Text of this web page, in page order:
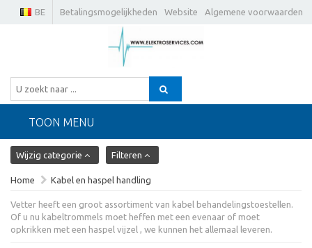
Betalingsmogelijkheden Website Algemene voorwaarden
BE
TOON MENU
Wijzig categorie Filteren
Home Kabel en haspel handling
Vetter heeft een groot assortiment van kabel behandelingstoestellen.
Of u nu kabeltrommels moet heffen met een evenaar of moet
opkrikken met een haspel vijzel , we kunnen het allemaal leveren.